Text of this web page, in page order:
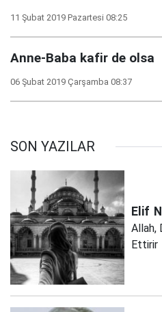
11 Şubat 2019 Pazartesi 08:25
Anne-Baba kafir de olsa
06 Şubat 2019 Çarşamba 08:37
SON YAZILAR
Elif
Allah,
Ettirir